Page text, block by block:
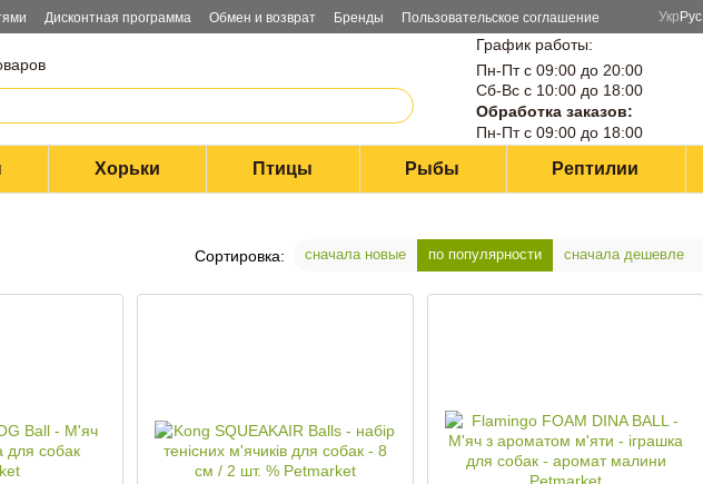
Дисконтная программа Обмен и возврат Бренды
Пользовательское соглашение
Укр Рус
График работы:
Пн-Пт с 09:00 до 20:00
Сб-Вс с 10:00 до 18:00
Обработка заказов:
Пн-Пт с 09:00 до 18:00
Хорьки Птицы Рыбы Рептилии
Сортировка: сначала новые по популярности сначала дешевле